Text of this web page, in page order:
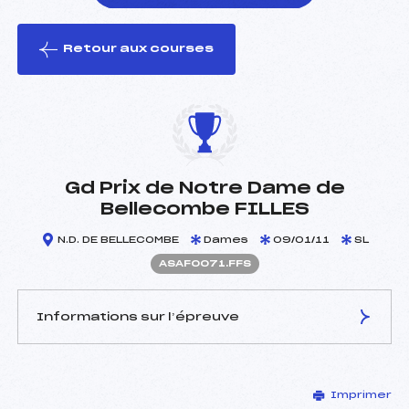
le ski
Retour aux courses
Gd Prix de Notre Dame de
Bellecombe FILLES
N.D. DE BELLECOMBE Dames 09/01/11 SL
ASAF0071.FFS
Informations sur l’épreuve
AVOCAT JEAN (SA)
Imprimer